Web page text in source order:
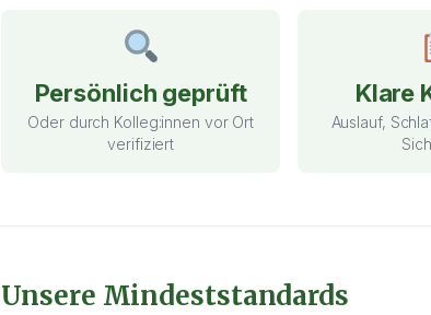
Persönlich geprüft
Oder durch Kolleg:innen vor Ort
verifiziert
Klare
Auslauf,
Unsere Mindeststandards